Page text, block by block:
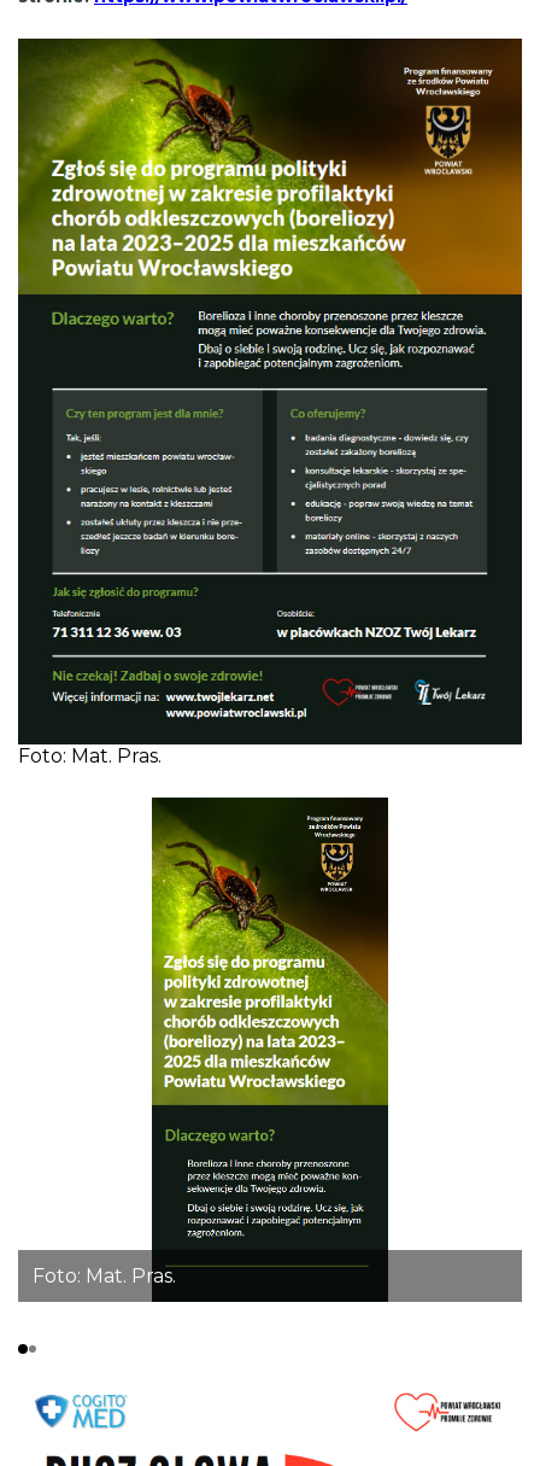
Foto: Mat. Pras.
Foto: Mat. Pras.